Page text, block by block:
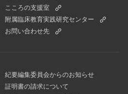
こころの支援室
附属臨床教育実践研究センター
お問い合わせ先
紀要編集委員会からのお知らせ
証明書の請求について